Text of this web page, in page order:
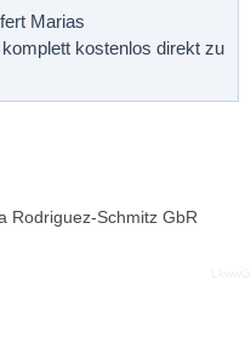
Marias
kostenlos direkt zu
Rodriguez-Schmitz GbR